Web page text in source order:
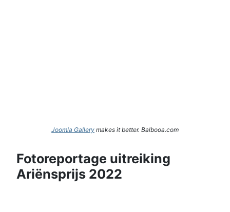
Joomla Gallery makes it better. Balbooa.com
Fotoreportage uitreiking
Ariënsprijs 2022